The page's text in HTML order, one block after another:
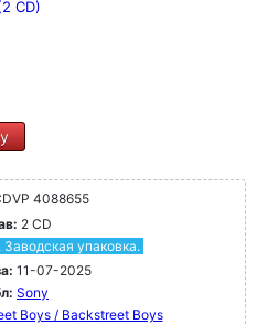
CD)
4088655
2 CD
Заводская упаковка.
11-07-2025
Sony
Boys / Backstreet Boys